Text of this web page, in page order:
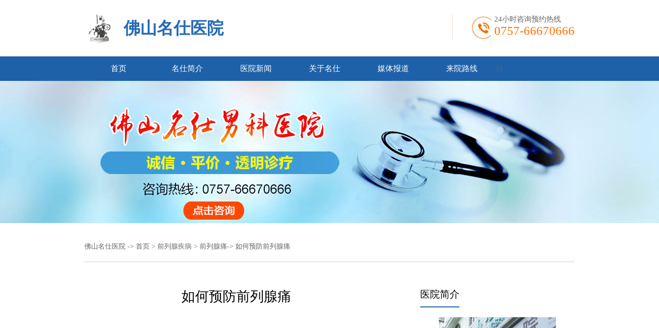
佛山名仕医院 24小时咨询预约热线
0757-66670666
首页 名仕简介 医院新闻 关于名仕 } }
媒体报道 来院路线
佛山名仕医院 -> 首页 > 前列腺疾病 > 前列腺痛-> 如何预防前列腺痛
如何预防前列腺痛 医院简介